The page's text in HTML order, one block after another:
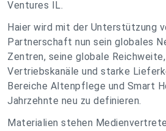
Ventures IL.
Haier wird mit der Unterstützung
Partnerschaft nun sein globales
Zentren, seine globale
Vertriebskanäle und starke
Bereiche Altenpflege und Smart
Jahrzehnte neu zu definieren.
Materialien stehen